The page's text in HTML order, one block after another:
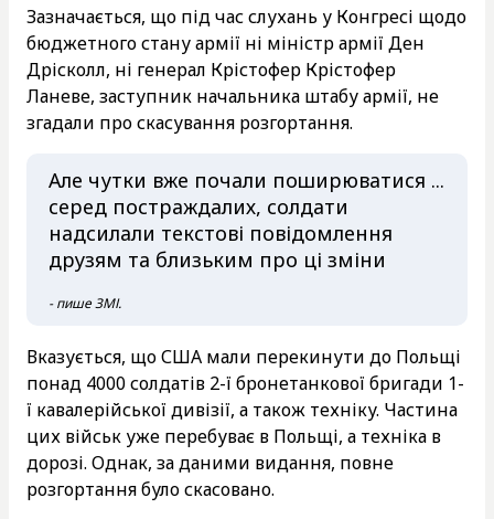
Зазначається, що під час слухань у Конгресі щодо
бюджетного стану армії ні міністр армії Ден
Дрісколл, ні генерал Крістофер Крістофер
Ланеве, заступник начальника штабу армії, не
згадали про скасування розгортання.
Але чутки вже почали поширюватися ...
серед постраждалих, солдати
надсилали текстові повідомлення
друзям та близьким про ці зміни
- пише ЗМІ.
Вказується, що США мали перекинути до Польщі
понад 4000 солдатів 2-ї бронетанкової бригади 1-
ї кавалерійської дивізії, а також техніку. Частина
цих військ уже перебуває в Польщі, а техніка в
дорозі. Однак, за даними видання, повне
розгортання було скасовано.